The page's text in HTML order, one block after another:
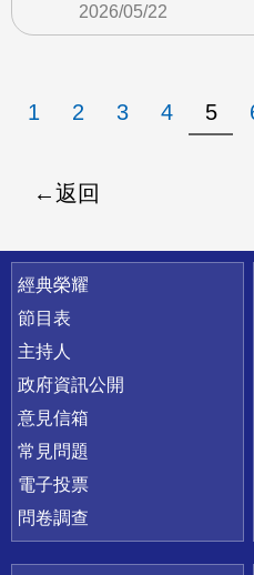
2026/05/22
1 2 3 4 5
返回
快速連結
經典榮耀
節目表
主持人
政府資訊公開
意見信箱
常見問題
電子投票
問卷調查